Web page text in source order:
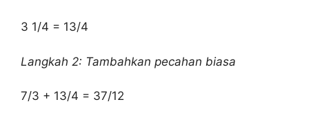
3 1/4 = 13/4
Langkah 2: Tambahkan pecahan biasa
7/3 + 13/4 = 37/12